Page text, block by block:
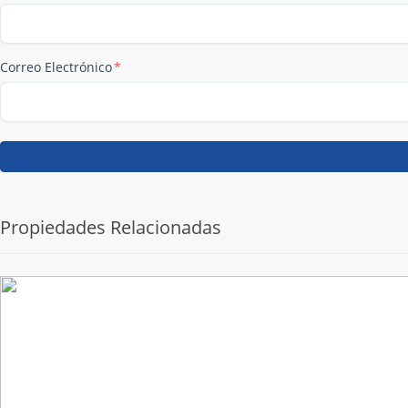
Correo Electrónico*
Propiedades Relacionadas